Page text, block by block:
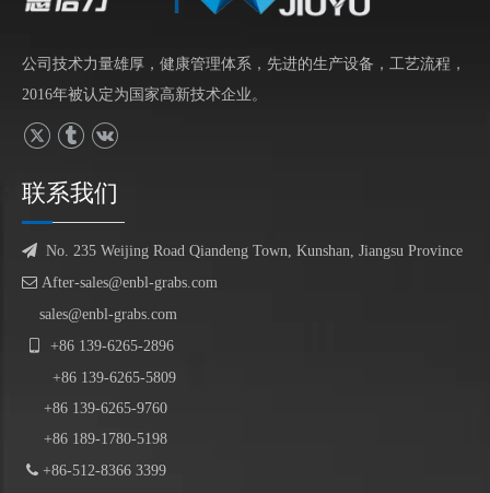
公司技术力量雄厚，健康管理体系，先进的生产设备，工艺流程，
2016年被认定为国家高新技术企业。
联系我们
 No. 235 Weijing Road Qiandeng Town, Kunshan, Jiangsu Province
 After-sales@enbl-grabs.com
sales@enbl-grabs.com
+86 139-6265-2896
+86 139-6265-5809
+86 139-6265-9760
+86 189-1780-5198
 +86-512-8366 3399